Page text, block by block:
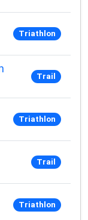
Triathlon
Trail
Triathlon
Trail
Triathlon